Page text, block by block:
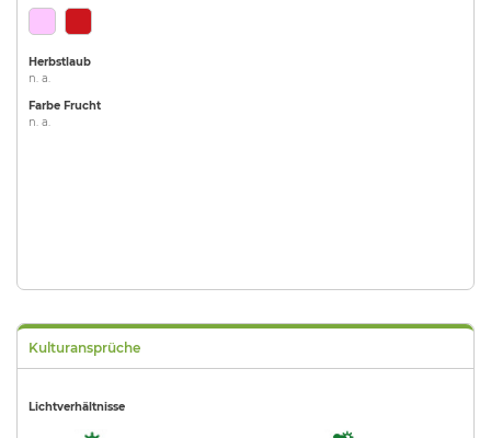
Herbstlaub
n. a.
Farbe Frucht
n. a.
Kulturansprüche
Lichtverhältnisse